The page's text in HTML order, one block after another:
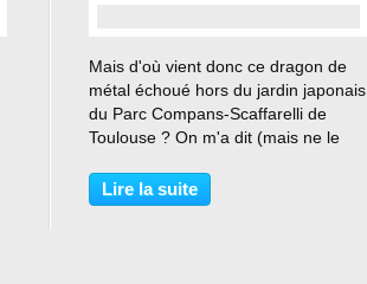
Mais d'où vient donc ce dragon de
métal échoué hors du jardin japonais
du Parc Compans-Scaffarelli de
Toulouse ? On m'a dit (mais ne le
sculpteur gersois et astaffortais Tom
Petrusson qui l'aurait amené
Lire la suite